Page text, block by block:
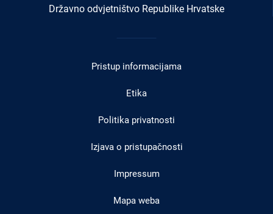
Državno odvjetništvo Republike Hrvatske
Pristup informacijama
Etika
Politika privatnosti
Izjava o pristupačnosti
Impressum
Mapa weba